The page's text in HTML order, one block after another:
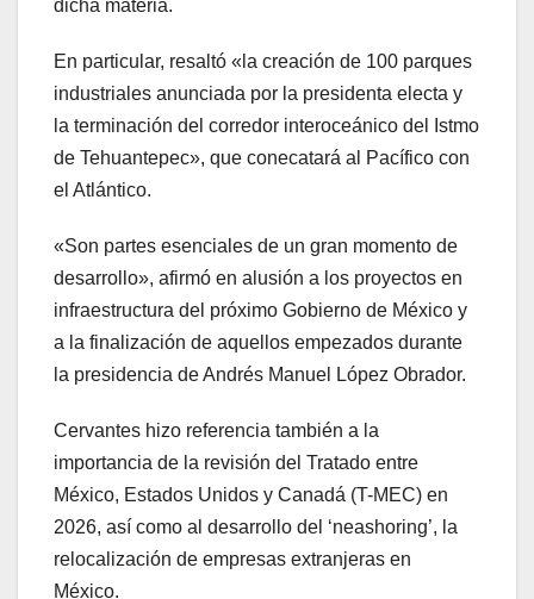
dicha materia.
En particular, resaltó «la creación de 100 parques
industriales anunciada por la presidenta electa y
la terminación del corredor interoceánico del Istmo
de Tehuantepec», que conecatará al Pacífico con
el Atlántico.
«Son partes esenciales de un gran momento de
desarrollo», afirmó en alusión a los proyectos en
infraestructura del próximo Gobierno de México y
a la finalización de aquellos empezados durante
la presidencia de Andrés Manuel López Obrador.
Cervantes hizo referencia también a la
importancia de la revisión del Tratado entre
México, Estados Unidos y Canadá (T-MEC) en
2026, así como al desarrollo del ‘neashoring’, la
relocalización de empresas extranjeras en
México.